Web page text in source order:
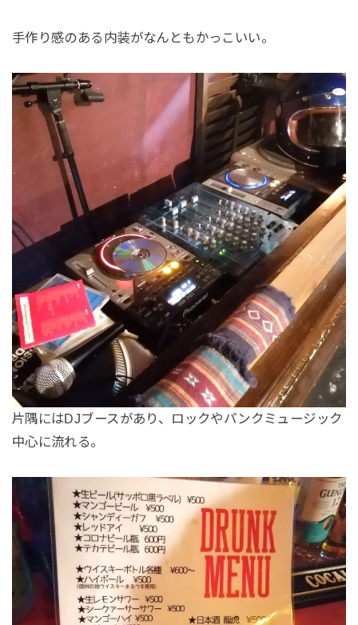
手作り感のある内装がなんともかっこいい。
片隅にはDJブースがあり、ロックやパンクミュージック
中心に流れる。